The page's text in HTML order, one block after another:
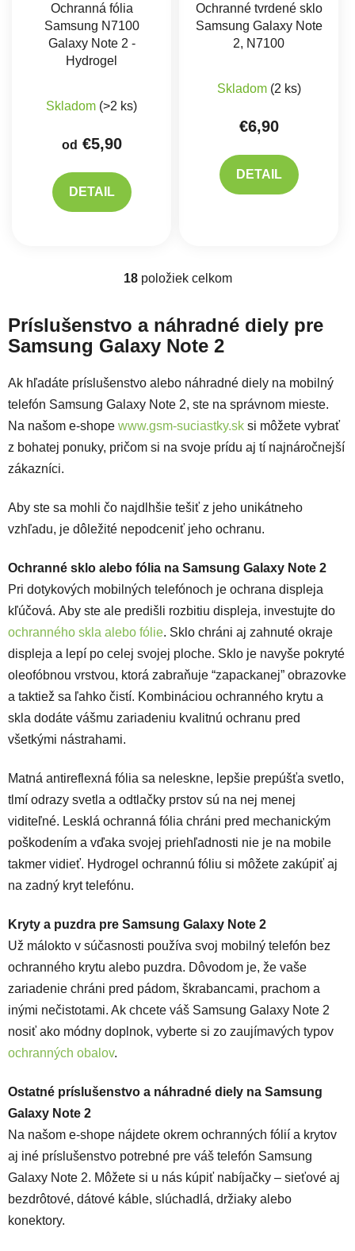
Ochranná fólia
Samsung N7100
Galaxy Note 2 -
Hydrogel
Skladom (>2 ks)
od €5,90
DETAIL
Ochranné tvrdené sklo
Samsung Galaxy Note
2, N7100
Skladom (2 ks)
€6,90
DETAIL
Ovládacie prvky výpisu
18položiek celkom
Príslušenstvo a náhradné diely pre
Samsung Galaxy Note 2
Ak hľadáte príslušenstvo alebo náhradné diely na mobilný
telefón Samsung Galaxy Note 2, ste na správnom mieste.
Na našom e-shope www.gsm-suciastky.sk si môžete vybrať
z bohatej ponuky, pričom si na svoje prídu aj tí najnáročnejší
zákazníci.
Aby ste sa mohli čo najdlhšie tešiť z jeho unikátneho
vzhľadu, je dôležité nepodceniť jeho ochranu.
Ochranné sklo alebo fólia na Samsung Galaxy Note 2
Pri dotykových mobilných telefónoch je ochrana displeja
kľúčová. Aby ste ale predišli rozbitiu displeja, investujte do
ochranného skla alebo fólie. Sklo chráni aj zahnuté okraje
displeja a lepí po celej svojej ploche. Sklo je navyše pokryté
oleofóbnou vrstvou, ktorá zabraňuje “zapackanej” obrazovke
a taktiež sa ľahko čistí. Kombináciou ochranného krytu a
skla dodáte vášmu zariadeniu kvalitnú ochranu pred
všetkými nástrahami.
Matná antireflexná fólia sa neleskne, lepšie prepúšťa svetlo,
tlmí odrazy svetla a odtlačky prstov sú na nej menej
viditeľné. Lesklá ochranná fólia chráni pred mechanickým
poškodením a vďaka svojej priehľadnosti nie je na mobile
takmer vidieť. Hydrogel ochrannú fóliu si môžete zakúpiť aj
na zadný kryt telefónu.
Kryty a puzdra pre Samsung Galaxy Note 2
Už málokto v súčasnosti používa svoj mobilný telefón bez
ochranného krytu alebo puzdra. Dôvodom je, že vaše
zariadenie chráni pred pádom, škrabancami, prachom a
inými nečistotami. Ak chcete váš Samsung Galaxy Note 2
nosiť ako módny doplnok, vyberte si zo zaujímavých typov
ochranných obalov.
Ostatné príslušenstvo a náhradné diely na Samsung
Galaxy Note 2
Na našom e-shope nájdete okrem ochranných fólií a krytov
aj iné príslušenstvo potrebné pre váš telefón Samsung
Galaxy Note 2. Môžete si u nás kúpiť nabíjačky – sieťové aj
bezdrôtové, dátové káble, slúchadlá, držiaky alebo
konektory.